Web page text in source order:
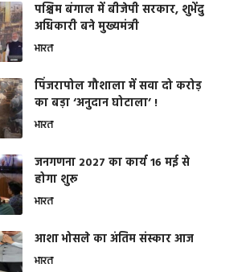
पश्चिम बंगाल में बीजेपी सरकार, शुभेंदु
अधिकारी बने मुख्यमंत्री
भारत
​पिंजरापोल गौशाला में सवा दो करोड़
का बड़ा ‘अनुदान घोटाला’ !
भारत
जनगणना 2027 का कार्य 16 मई से
होगा शुरू
भारत
आशा भोसले का अंतिम संस्कार आज
भारत